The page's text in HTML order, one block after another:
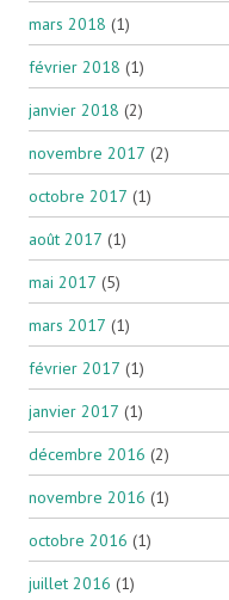
mars 2018 (1)
février 2018 (1)
janvier 2018 (2)
novembre 2017 (2)
octobre 2017 (1)
août 2017 (1)
mai 2017 (5)
mars 2017 (1)
février 2017 (1)
janvier 2017 (1)
décembre 2016 (2)
novembre 2016 (1)
octobre 2016 (1)
juillet 2016 (1)